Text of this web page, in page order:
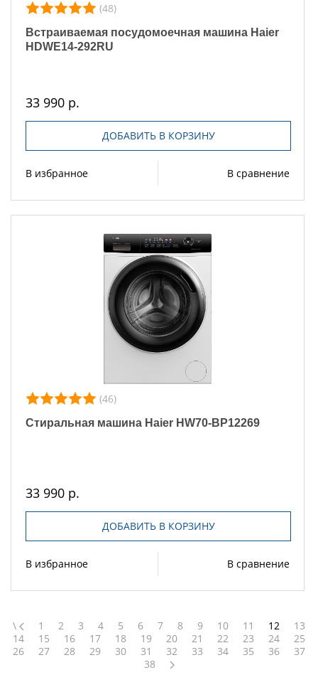
(48)
Встраиваемая посудомоечная машина Haier
HDWE14-292RU
33 990 р.
ДОБАВИТЬ В КОРЗИНУ
В избранное В сравнение
(46)
Стиральная машина Haier HW70-BP12269
33 990 р.
ДОБАВИТЬ В КОРЗИНУ
В избранное В сравнение
\ 1 2 3 4 5 6 7 8 9 10 11 12
13
14
15 16 17 18 19 20 21 22 23 24
25
26
27 28 29 30 31 32 33 34 35 36
37
38